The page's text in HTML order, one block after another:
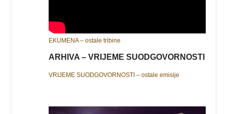
EKUMENA – ostale tribine
ARHIVA – VRIJEME SUODGOVORNOSTI
VRIJEME SUODGOVORNOSTI – ostale emisije